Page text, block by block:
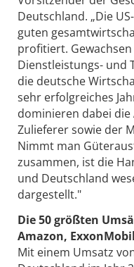
Deutschland. „Die
guten
profitiert.
Dienstleistungs- und
die deutsche
sehr erfolgreiches
dominieren dabei
Zulieferer sowie der
Nimmt man
zusammen, ist die
und Deutschland
dargestellt."
Die 50 größten
Amazon, ExxonMobil
Mit einem Umsatz